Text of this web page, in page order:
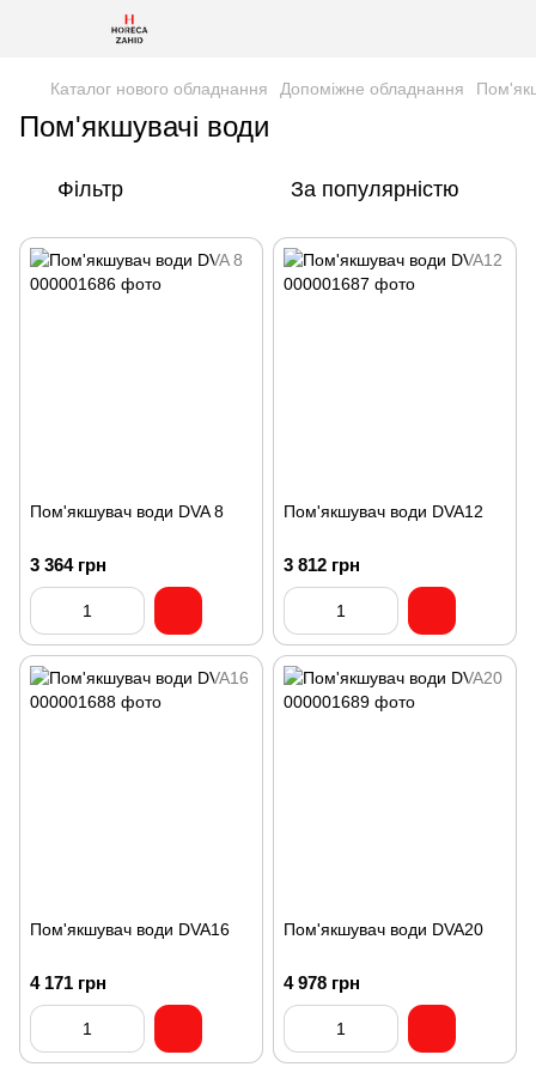
Каталог нового обладнання Допоміжне обладнання
Пом'якшувачі води
Фільтр За популярністю
Пом'якшувач води DVA 8
3 364 грн
Пом'якшувач води DVA12
3 812 грн
Пом'якшувач води DVA16
4 171 грн
Пом'якшувач води DVA20
4 978 грн